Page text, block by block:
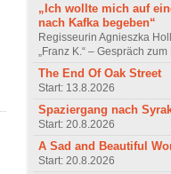
„Ich wollte mich auf
nach Kafka begeben“
Regisseurin Agnieszka
„Franz K.“ – Gespräch
The End Of Oak Street
Start: 13.8.2026
Spaziergang nach
Start: 20.8.2026
A Sad and Beautiful
Start: 20.8.2026